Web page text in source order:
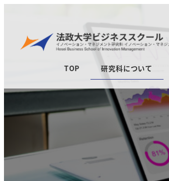
テ
移
TOP 研究科について